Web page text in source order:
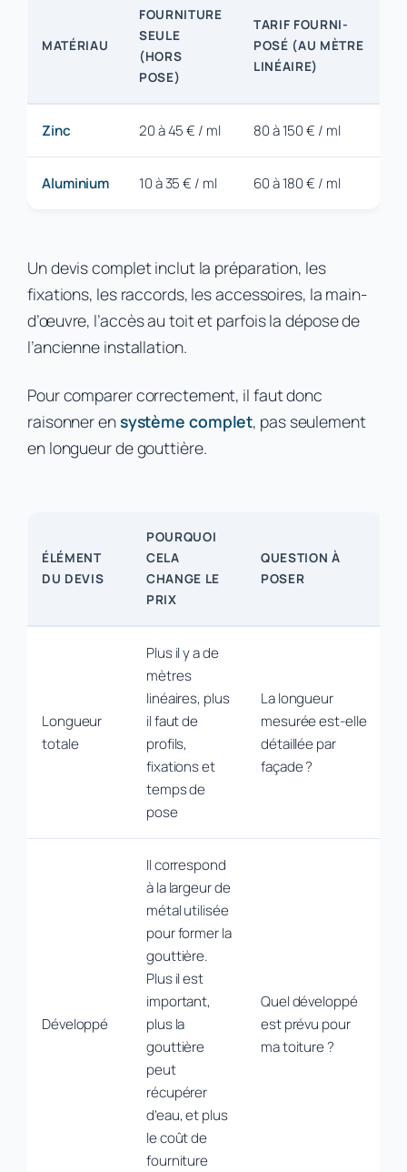
MATÉRIAU
FOURNITURE
SEULE
(HORS
POSE)
TARIF FOURNI-
POSÉ (AU MÈTRE
LINÉAIRE)
Zinc 20 à 45 € / ml 80 à 150 € / ml
Aluminium 10 à 35 € / ml 60 à 180 € / ml
Un devis complet inclut la préparation, les
fixations, les raccords, les accessoires, la main-
d’œuvre, l’accès au toit et parfois la dépose de
l’ancienne installation.
Pour comparer correctement, il faut donc
raisonner ensystème complet, pas seulement
en longueur de gouttière.
ÉLÉMENT
DU DEVIS
POURQUOI
CELA
CHANGE LE
PRIX
QUESTION À
POSER
Longueur
totale
Plus il y a de
mètres
linéaires, plus
il faut de
profils,
fixations et
temps de
pose
La longueur
mesurée est-elle
détaillée par
façade ?
Développé
Il correspond
à la largeur de
métal utilisée
pour former la
gouttière.
Plus il est
important,
plus la
gouttière
peut
récupérer
d’eau, et plus
le coût de
fourniture
Quel développé
est prévu pour
ma toiture ?